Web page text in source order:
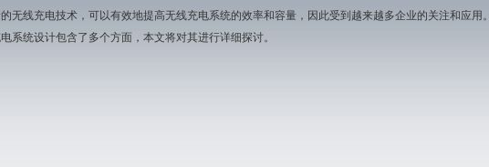
无线充电技术，可以有效地提高无线充电系统的效率和容量，因此受到越来越多企业的关注和应用
系统设计包含了多个方面，本文将对其进行详细探讨。